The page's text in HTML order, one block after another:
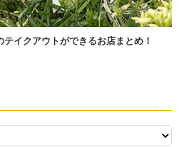
イクアウトができるお店まとめ！